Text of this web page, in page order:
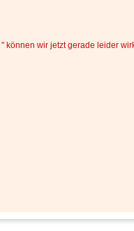
" können wir jetzt gerade leider